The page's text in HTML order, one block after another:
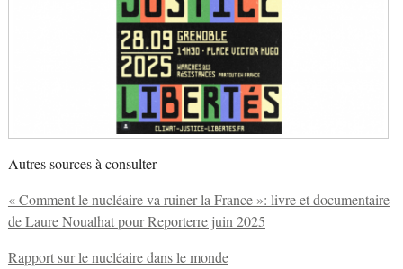
Autres sources à consulter
« Comment le nucléaire va ruiner la France »: livre et documentaire
de Laure Noualhat pour Reporterre juin 2025
Rapport sur le nucléaire dans le monde